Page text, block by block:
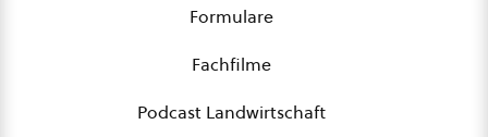
Formulare
Fachfilme
Podcast Landwirtschaft